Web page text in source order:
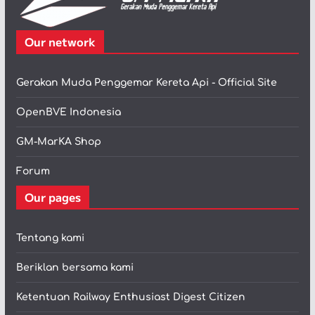
Our network
Gerakan Muda Penggemar Kereta Api - Official Site
OpenBVE Indonesia
GM-MarKA Shop
Forum
Our pages
Tentang kami
Beriklan bersama kami
Ketentuan Railway Enthusiast Digest Citizen